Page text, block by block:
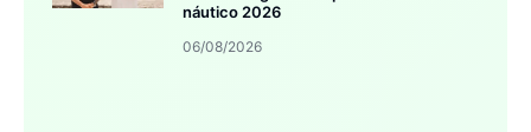
náutico 2026
06/08/2026